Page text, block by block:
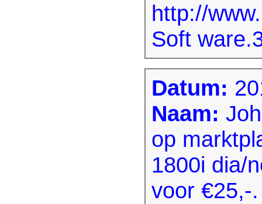
http://
Soft
Datum:
Naam:
op
1800i dia/
voor €25,-.